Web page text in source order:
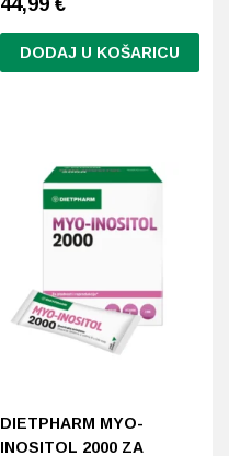
44,99 €
DODAJ U KOŠARICU
DIETPHARM MYO-
INOSITOL 2000 ZA